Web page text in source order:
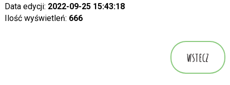
Data edycji: 2022-09-25 15:43:18
Ilość wyświetleń: 666
wstecz